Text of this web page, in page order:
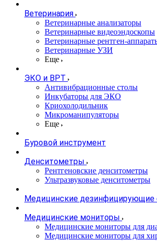
Ветеринария
Ветеринарные анализаторы
Ветеринарные видеоэндоскопы
Ветеринарные рентген-
Ветеринарные УЗИ
Еще
ЭКО и ВРТ
Антивибрационные столы
Инкубаторы для ЭКО
Криохолодильник
Микроманипуляторы
Еще
Буровой инструмент
Денситометры
Рентгеновские денситометры
Ультразвуковые денситометры
Медицинские дезинфицирующие
Медицинские мониторы
Медицинские мониторы для
Медицинские мониторы для